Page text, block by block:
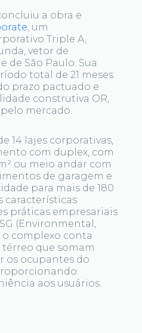
a obra e
, um
Triple A,
vetor de
de São Paulo. Sua
total de 21 meses
prazo pactuado e
construtiva OR,
mercado.
14 lajes corporativas,
com duplex, com
ou meio andar com
de garagem e
para mais de 180
características
práticas empresariais
(Environmental,
o complexo conta
térreo que somam
os ocupantes do
aos usuários.